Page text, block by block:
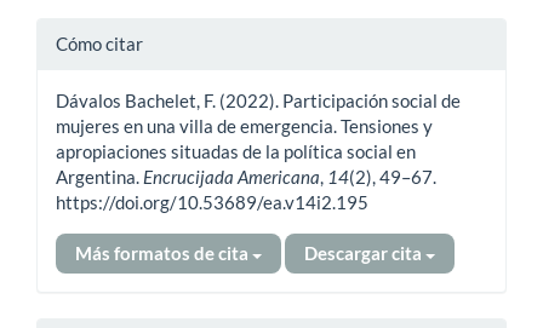
Detalles
artículo
Cómo citar
Dávalos Bachelet, F. (2022). Participación social de
mujeres en una villa de emergencia. Tensiones y
apropiaciones situadas de la política social en
Argentina. Encrucijada Americana, 14(2), 49–67.
https://doi.org/10.53689/ea.v14i2.195
Más formatos de cita Descargar cita